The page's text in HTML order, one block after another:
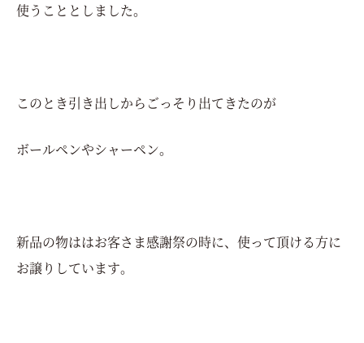
使うこととしました。
このとき引き出しからごっそり出てきたのが
ボールペンやシャーペン。
新品の物ははお客さま感謝祭の時に、使って頂ける方に
お譲りしています。